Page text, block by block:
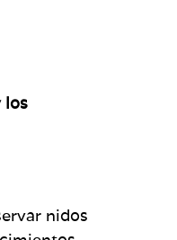
los
nidos